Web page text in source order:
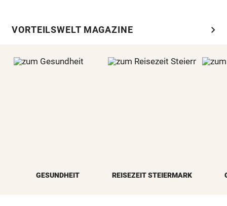
VORTEILSWELT MAGAZINE chevron_right
GESUNDHEIT REISEZEIT STEIERMARK